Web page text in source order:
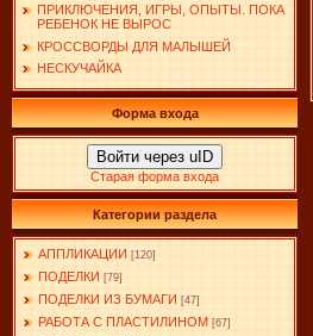
ПРИКЛЮЧЕНИЯ, ИГРЫ, ОПЫТЫ. ПОКА
РЕБЕНОК НЕ ВЫРОС
КРОССВОРДЫ ДЛЯ МАЛЫШЕЙ
НЕСКУЧАЙКА
Форма входа
Войти через uID
Старая форма входа
Категории раздела
АППЛИКАЦИИ [120]
ПОДЕЛКИ [79]
ПОДЕЛКИ ИЗ БУМАГИ [47]
РАБОТА С ПЛАСТИЛИНОМ [67]